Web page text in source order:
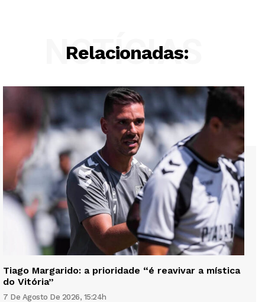
Relacionadas:
NOTÍCIAS
Tiago Margarido: a prioridade “é reavivar a mística
do Vitória”
7 De Agosto De 2026, 15:24h